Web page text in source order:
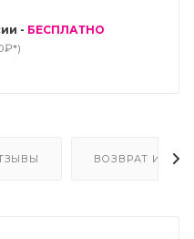
- БЕСПЛАТНО
ВОЗВРАТ И